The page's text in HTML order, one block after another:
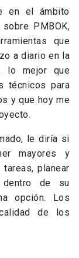
en el ámbito
PMBOK,
que
a diario en la
lo mejor que
técnicos para
y que hoy me
le diría si
mayores y
planear
dentro de su
opción. Los
de los